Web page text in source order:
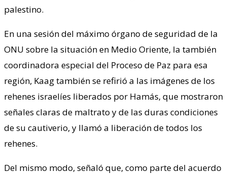
palestino.
En una sesión del máximo órgano de seguridad de la
ONU sobre la situación en Medio Oriente, la también
coordinadora especial del Proceso de Paz para esa
región, Kaag también se refirió a las imágenes de los
rehenes israelíes liberados por Hamás, que mostraron
señales claras de maltrato y de las duras condiciones
de su cautiverio, y llamó a liberación de todos los
rehenes.
Del mismo modo, señaló que, como parte del acuerdo